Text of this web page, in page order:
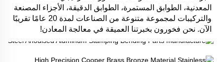
الآن. نحن فخورون بخبرتنا العميقة في معالجة المعادن!